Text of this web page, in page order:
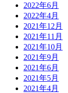
2022年6月
2022年4月
2021年12月
2021年11月
2021年10月
2021年9月
2021年6月
2021年5月
2021年4月